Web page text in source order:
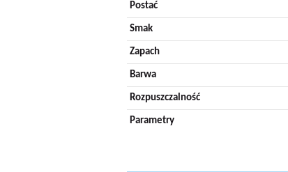
Postać
Smak
Zapach
Barwa
Rozpuszczalność
Parametry